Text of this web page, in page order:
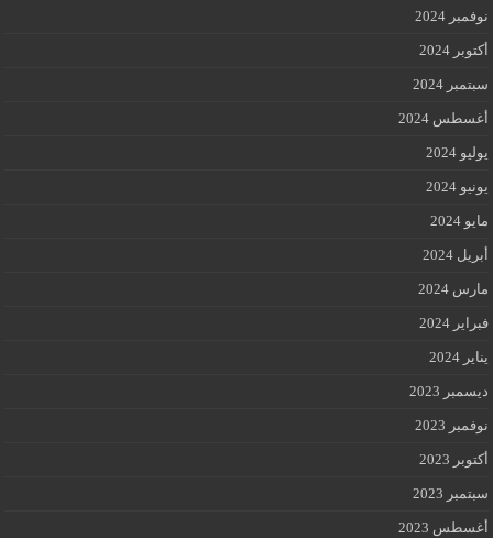
نوفمبر 2024
أكتوبر 2024
سبتمبر 2024
أغسطس 2024
يوليو 2024
يونيو 2024
مايو 2024
أبريل 2024
مارس 2024
فبراير 2024
يناير 2024
ديسمبر 2023
نوفمبر 2023
أكتوبر 2023
سبتمبر 2023
أغسطس 2023